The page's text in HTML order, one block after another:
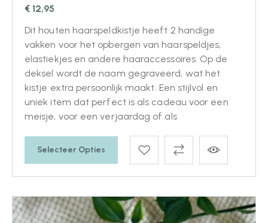
€ 12,95
Dit houten haarspeldkistje heeft 2 handige
vakken voor het opbergen van haarspeldjes,
elastiekjes en andere haaraccessoires. Op de
deksel wordt de naam gegraveerd, wat het
kistje extra persoonlijk maakt. Een stijlvol en
uniek item dat perfect is als cadeau voor een
meisje, voor een verjaardag of als
Selecteer Opties